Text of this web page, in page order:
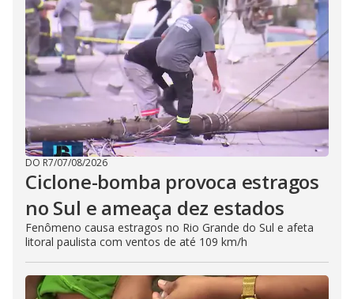
DO R7/07/08/2026
Ciclone-bomba provoca estragos
no Sul e ameaça dez estados
Fenômeno causa estragos no Rio Grande do Sul e afeta
litoral paulista com ventos de até 109 km/h